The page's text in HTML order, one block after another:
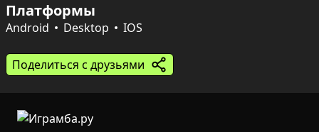
оформление и стили, чтобы сделать партию более
индивидуальной. Удобные управления на ПК и
позволяют сосредоточиться на тактике и постепенно
оттачивать мастерство.
Платформы
Android Desktop IOS
Поделиться с друзьями